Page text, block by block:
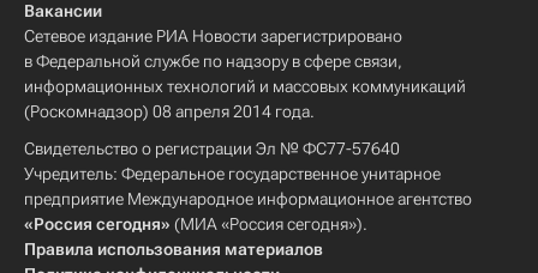
Вакансии
Сетевое издание РИА Новости зарегистрировано
в Федеральной службе по надзору в сфере связи,
информационных технологий и массовых коммуникаций
(Роскомнадзор) 08 апреля 2014 года.
Свидетельство о регистрации Эл № ФС77-57640
Учредитель: Федеральное государственное унитарное
предприятие Международное информационное агентство
«Россия сегодня» (МИА «Россия сегодня»).
Правила использования материалов